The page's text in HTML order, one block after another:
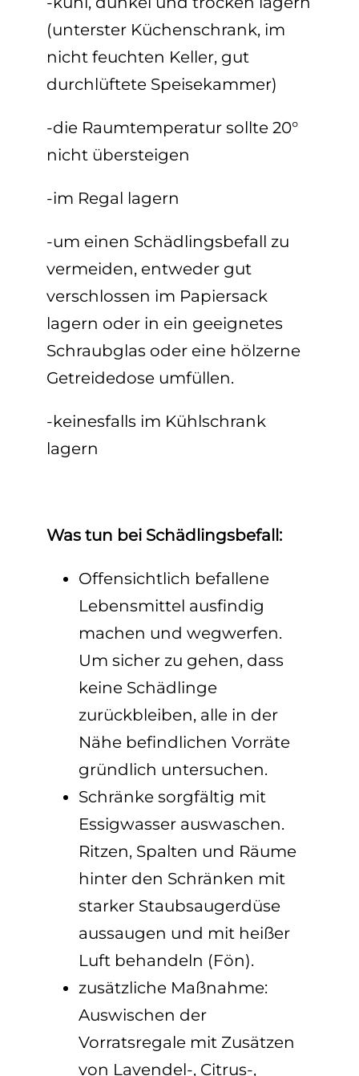
(unterster Küchenschrank, im
nicht feuchten Keller, gut
durchlüftete Speisekammer)
-die Raumtemperatur sollte 20°
nicht übersteigen
-im Regal lagern
-um einen Schädlingsbefall zu
vermeiden, entweder gut
verschlossen im Papiersack
lagern oder in ein geeignetes
Schraubglas oder eine hölzerne
Getreidedose umfüllen.
-keinesfalls im Kühlschrank
lagern
Was tun bei Schädlingsbefall:
Offensichtlich befallene
Lebensmittel ausfindig
machen und wegwerfen.
Um sicher zu gehen, dass
keine Schädlinge
zurückbleiben, alle in der
Nähe befindlichen Vorräte
gründlich untersuchen.
Schränke sorgfältig mit
Essigwasser auswaschen.
Ritzen, Spalten und Räume
hinter den Schränken mit
starker Staubsaugerdüse
aussaugen und mit heißer
Luft behandeln (Fön).
zusätzliche Maßnahme:
Auswischen der
Vorratsregale mit Zusätzen
von Lavendel-, Citrus-,